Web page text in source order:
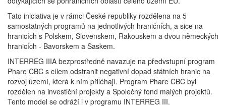
Tato iniciativa je v rámci České republiky rozdělena na 5
samostatných programů na jednotlivých hraničních, a sice na
hranicích s Polskem, Slovenskem, Rakouskem a dvou německých
hranicích - Bavorskem a Saskem.
INTERREG IIIA bezprostředně navazuje na předvstupní program
Phare CBC s cílem odstranit negativní dopad státních hranic na
rozvoj území, která k ním přiléhají. Program Phare CBC byl
rozdělen na investiční projekty a Společný fond malých projektů.
Tento model se odráží i v programu INTERREG III.